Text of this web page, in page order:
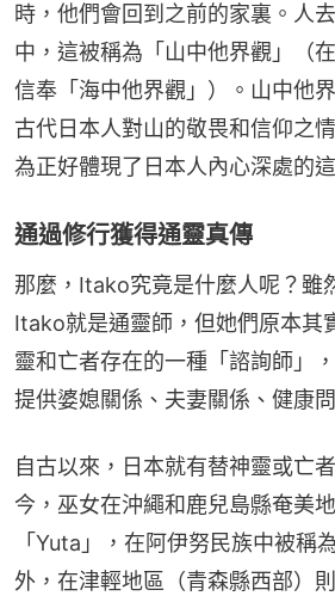
時，他們會回到之前的家裏。人
中，這被稱為「山中他界觀」（
信奉「海中他界觀」）。山中他
古代日本人對山的敬畏和信仰之
為正好體現了日本人內心深處的
通過修行獲得通靈真傳
那麼，Itako究竟是什麼人呢？雖
Itako就是通靈師，但她們原本其
靈和亡者存在的一種「諮詢師」
提供婆媳關係、夫妻關係、健康
自古以來，日本就有替神靈或亡
今，巫女在沖繩和鹿兒島縣奄美
「Yuta」，在阿伊努民族中被稱
外，在津輕地區（青森縣西部）